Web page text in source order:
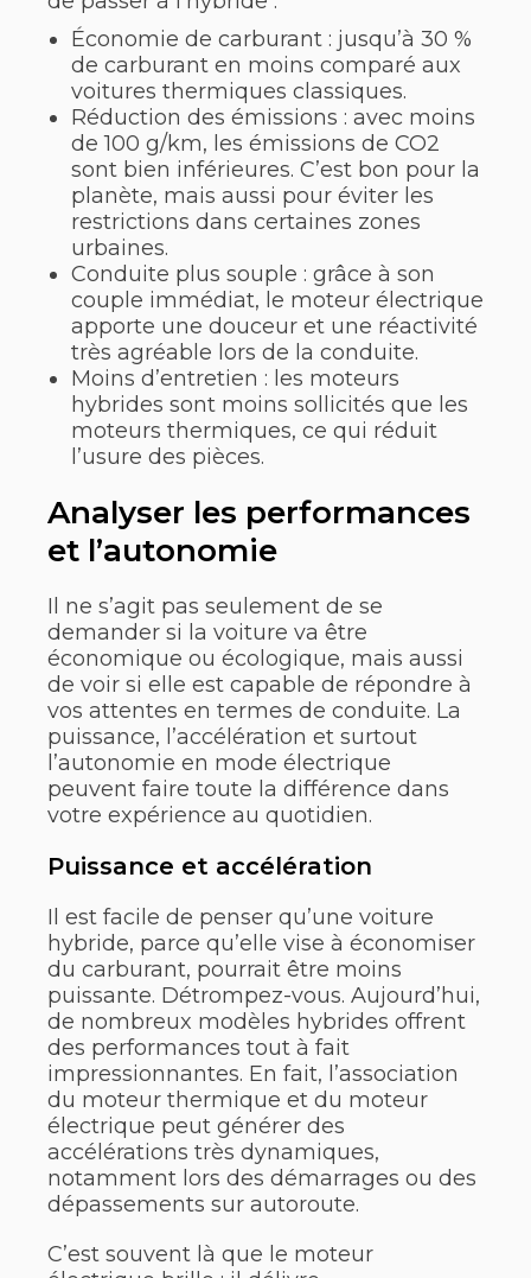
Économie de carburant : jusqu’à 30 %
de carburant en moins comparé aux
voitures thermiques classiques.
Réduction des émissions : avec moins
de 100 g/km, les émissions de CO2
sont bien inférieures. C’est bon pour la
planète, mais aussi pour éviter les
restrictions dans certaines zones
urbaines.
Conduite plus souple : grâce à son
couple immédiat, le moteur électrique
apporte une douceur et une réactivité
très agréable lors de la conduite.
Moins d’entretien : les moteurs
hybrides sont moins sollicités que les
moteurs thermiques, ce qui réduit
l’usure des pièces.
Analyser les performances
et l’autonomie
Il ne s’agit pas seulement de se
demander si la voiture va être
économique ou écologique, mais aussi
de voir si elle est capable de répondre à
vos attentes en termes de conduite. La
puissance, l’accélération et surtout
l’autonomie en mode électrique
peuvent faire toute la différence dans
votre expérience au quotidien.
Puissance et accélération
Il est facile de penser qu’une voiture
hybride, parce qu’elle vise à économiser
du carburant, pourrait être moins
puissante. Détrompez-vous. Aujourd’hui,
de nombreux modèles hybrides offrent
des performances tout à fait
impressionnantes. En fait, l’association
du moteur thermique et du moteur
électrique peut générer des
accélérations très dynamiques,
notamment lors des démarrages ou des
dépassements sur autoroute.
C’est souvent là que le moteur